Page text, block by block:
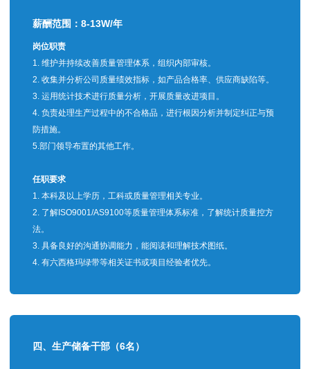
薪酬范围：8-13W/年
岗位职责
1. 维护并持续改善质量管理体系，组织内部审核。
2. 收集并分析公司质量绩效指标，如产品合格率、供应商缺陷等。
3. 运用统计技术进行质量分析，开展质量改进项目。
4. 负责处理生产过程中的不合格品，进行根因分析并制定纠正与预
防措施。
5.部门领导布置的其他工作。
任职要求
1. 本科及以上学历，工科或质量管理相关专业。
2. 了解ISO9001/AS9100等质量管理体系标准，了解统计质量控方
法。
3. 具备良好的沟通协调能力，能阅读和理解技术图纸。
4. 有六西格玛绿带等相关证书或项目经验者优先。
四、生产储备干部（6名）